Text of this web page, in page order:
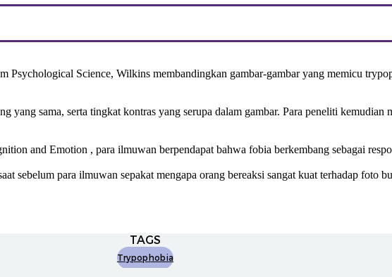
Science, Wilkins membandingkan gambar-gambar yang memicu
yang sama, serta tingkat kontras yang serupa dalam gambar. Para peneliti kemudian
and Emotion , para ilmuwan berpendapat bahwa fobia berkembang sebagai
sebelum para ilmuwan sepakat mengapa orang bereaksi sangat kuat terhadap foto
TAGS
Trypophobia